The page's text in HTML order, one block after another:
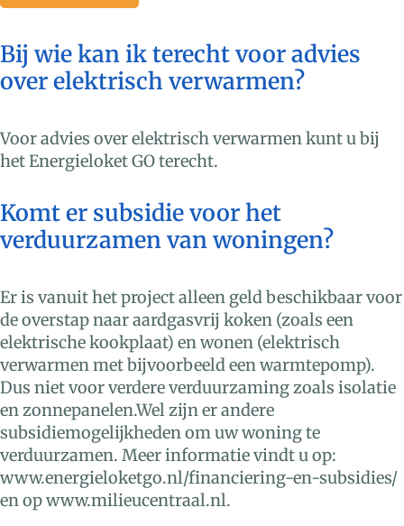
Bij wie kan ik terecht voor advies
over elektrisch verwarmen?
Voor advies over elektrisch verwarmen kunt u bij
het Energieloket GO terecht.
Komt er subsidie voor het
verduurzamen van woningen?
Er is vanuit het project alleen geld beschikbaar voor
de overstap naar aardgasvrij koken (zoals een
elektrische kookplaat) en wonen (elektrisch
verwarmen met bijvoorbeeld een warmtepomp).
Dus niet voor verdere verduurzaming zoals isolatie
en zonnepanelen.Wel zijn er andere
subsidiemogelijkheden om uw woning te
verduurzamen. Meer informatie vindt u op:
www.energieloketgo.nl/financiering-en-subsidies/
en op www.milieucentraal.nl.